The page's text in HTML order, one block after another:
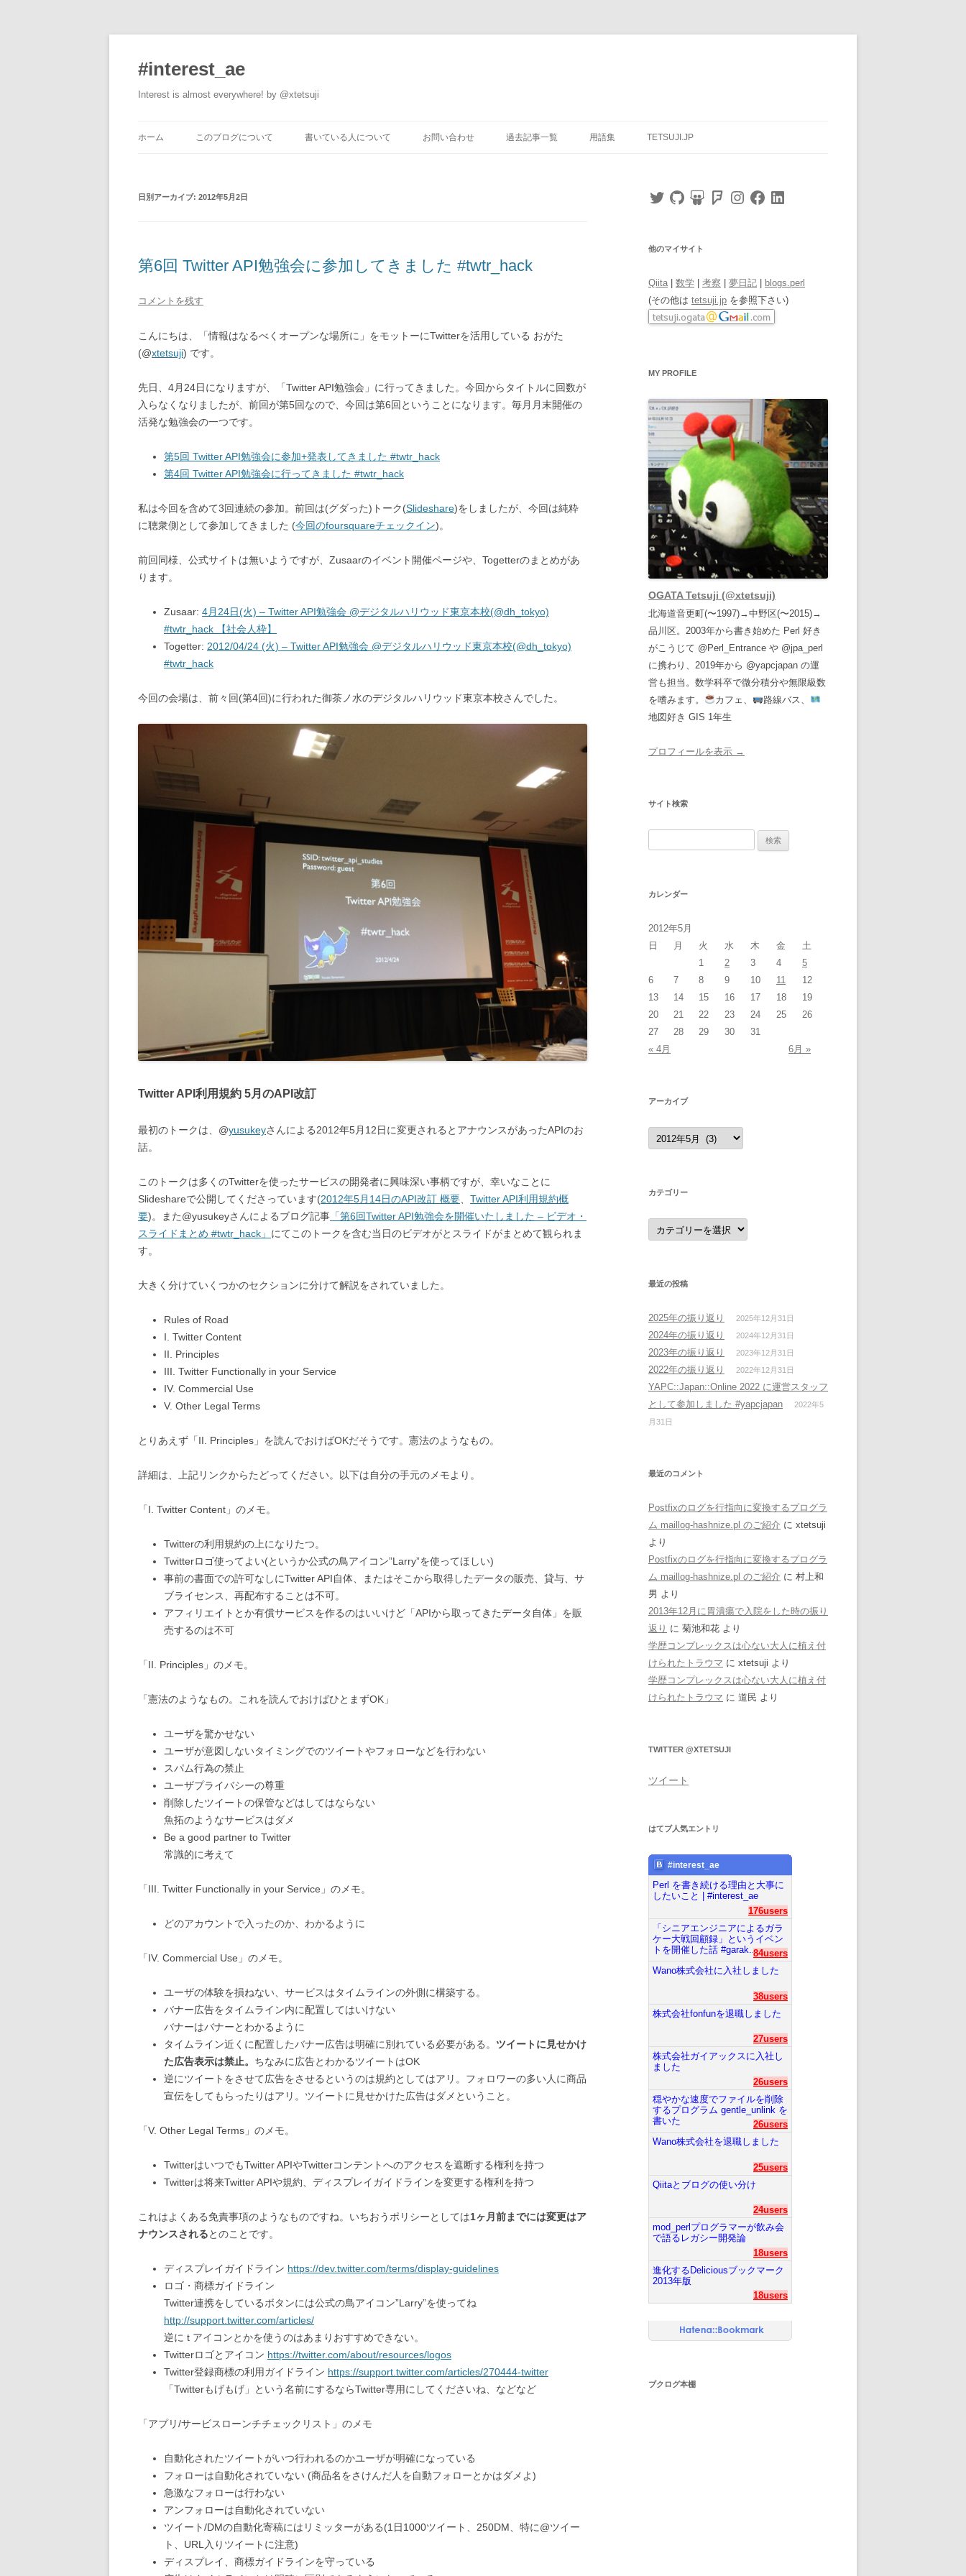
#interest_ae
Interest is almost everywhere! by @xtetsuji
ホーム このブログについて 書いている人について お問い合わせ 過去記事一覧 用語集 TETSUJI.JP
日別アーカイブ: 2012年5月2日
第6回 Twitter API勉強会に参加してきました #twtr_hack
コメントを残す
こんにちは、「情報はなるべくオープンな場所に」をモットーにTwitterを活用している おがた
(@xtetsuji) です。
先日、4月24日になりますが、「Twitter API勉強会」に行ってきました。今回からタイトルに回数が
入らなくなりましたが、前回が第5回なので、今回は第6回ということになります。毎月月末開催の
活発な勉強会の一つです。
第5回 Twitter API勉強会に参加+発表してきました #twtr_hack
第4回 Twitter API勉強会に行ってきました #twtr_hack
私は今回を含めて3回連続の参加。前回は(グダった)トーク(Slideshare)をしましたが、今回は純粋
に聴衆側として参加してきました (今回のfoursquareチェックイン)。
前回同様、公式サイトは無いようですが、Zusaarのイベント開催ページや、Togetterのまとめがあ
ります。
Zusaar: 4月24日(火) – Twitter API勉強会 @デジタルハリウッド東京本校(@dh_tokyo)
#twtr_hack 【社会人枠】
Togetter: 2012/04/24 (火) – Twitter API勉強会 @デジタルハリウッド東京本校(@dh_tokyo)
#twtr_hack
今回の会場は、前々回(第4回)に行われた御茶ノ水のデジタルハリウッド東京本校さんでした。
Twitter API利用規約 5月のAPI改訂
最初のトークは、@yusukeyさんによる2012年5月12日に変更されるとアナウンスがあったAPIのお
話。
このトークは多くのTwitterを使ったサービスの開発者に興味深い事柄ですが、幸いなことに
Slideshareで公開してくださっています(2012年5月14日のAPI改訂 概要
Twitter API利用規約概
要)。また@yusukeyさんによるブログ記事 「第6回Twitter API勉強会を開催いたしました – ビデオ・
スライドまとめ #twtr_hack」 にてこのトークを含む当日のビデオがとスライドがまとめて観られま
す。
大きく分けていくつかのセクションに分けて解説をされていました。
Rules of Road
I. Twitter Content
II. Principles
III. Twitter Functionally in your Service
IV. Commercial Use
V. Other Legal Terms
とりあえず「II. Principles」を読んでおけばOKだそうです。憲法のようなもの。
詳細は、上記リンクからたどってください。以下は自分の手元のメモより。
「I. Twitter Content」のメモ。
Twitterの利用規約の上になりたつ。
Twitterロゴ使ってよい(というか公式の鳥アイコン”Larry”を使ってほしい)
事前の書面での許可なしにTwitter API自体、またはそこから取得したデータの販売、貸与、サ
ブライセンス、再配布することは不可。
アフィリエイトとか有償サービスを作るのはいいけど「APIから取ってきたデータ自体」を販
売するのは不可
「II. Principles」のメモ。
「憲法のようなもの。これを読んでおけばひとまずOK」
ユーザを驚かせない
ユーザが意図しないタイミングでのツイートやフォローなどを行わない
スパム行為の禁止
ユーザプライバシーの尊重
削除したツイートの保管などはしてはならない
魚拓のようなサービスはダメ
Be a good partner to Twitter
常識的に考えて
「III. Twitter Functionally in your Service」のメモ。
どのアカウントで入ったのか、わかるように
「IV. Commercial Use」のメモ。
ユーザの体験を損ねない、サービスはタイムラインの外側に構築する。
バナー広告をタイムライン内に配置してはいけない
バナーはバナーとわかるように
タイムライン近くに配置したバナー広告は明確に別れている必要がある。 ツイートに見せかけ
た広告表示は禁止。 ちなみに広告とわかるツイートはOK
逆にツイートをさせて広告をさせるというのは規約としてはアリ。フォロワーの多い人に商品
宣伝をしてもらったりはアリ。ツイートに見せかけた広告はダメということ。
「V. Other Legal Terms」のメモ。
TwitterはいつでもTwitter APIやTwitterコンテントへのアクセスを遮断する権利を持つ
Twitterは将来Twitter APIや規約、ディスプレイガイドラインを変更する権利を持つ
これはよくある免責事項のようなものですね。いちおうポリシーとしては1ヶ月前までには変更はア
ナウンスされるとのことです。
ディスプレイガイドライン https://dev.twitter.com/terms/display-guidelines
ロゴ・商標ガイドライン
Twitter連携をしているボタンには公式の鳥アイコン”Larry”を使ってね
http://support.twitter.com/articles/
逆に t アイコンとかを使うのはあまりおすすめできない。
Twitterロゴとアイコン https://twitter.com/about/resources/logos
Twitter登録商標の利用ガイドライン https://support.twitter.com/articles/270444-twitter
「Twitterもげもげ」という名前にするならTwitter専用にしてくださいね、などなど
「アプリ/サービスローンチチェックリスト」のメモ
自動化されたツイートがいつ行われるのかユーザが明確になっている
フォローは自動化されていない (商品名をさけんだ人を自動フォローとかはダメよ)
急激なフォローは行わない
アンフォローは自動化されていない
ツイート/DMの自動化寄稿にはリミッターがある(1日1000ツイート、250DM、特に@ツイー
ト、URL入りツイートに注意)
ディスプレイ、商標ガイドラインを守っている
TwitterGitHubSlideShareFoursquare
InstagramFacebookLinkedIn
他のマイサイト
Qiita 数学 考察 夢日記
blogs.perl
(その他は tetsuji.jp を参照下さい)
MY PROFILE
OGATA Tetsuji (@xtetsuji)
北海道音更町(〜1997)→中野区(〜2015)→
品川区。2003年から書き始めた Perl 好き
がこうじて @Perl_Entrance や @jpa_perl
に携わり、2019年から @yapcjapan の運
営も担当。数学科卒で微分積分や無限級数
を嗜みます。
カフェ、
路線バス、
地図好き GIS 1年生
プロフィールを表示 →
サイト検索
カレンダー
2012年5月
日
月 火 水 木 金
土
1
2 3 4
5
6
7 8 9 10 11
12
13
14 15 16 17 18
19
20
21 22 23 24 25
26
27
28 29 30
31
« 4月
6月 »
アーカイブ
ア
ー
カ
カテゴリー
カ
テ
ゴ
最近の投稿
2025年の振り返り 2025年12月31日
2024年の振り返り 2024年12月31日
2023年の振り返り 2023年12月31日
2022年の振り返り 2022年12月31日
YAPC::Japan::Online 2022 に運営スタッフ
として参加しました #yapcjapan
2022年5
月31日
最近のコメント
Postfixのログを行指向に変換するプログラ
ム maillog-hashnize.pl のご紹介 に xtetsuji
より
Postfixのログを行指向に変換するプログラ
ム maillog-hashnize.pl のご紹介 に 村上和
男 より
2013年12月に胃潰瘍で入院をした時の振り
返り に 菊池和花 より
学歴コンプレックスは心ない大人に植え付
けられたトラウマ に xtetsuji より
学歴コンプレックスは心ない大人に植え付
けられたトラウマ に 道民 より
TWITTER @XTETSUJI
ツイート
はてブ人気エントリ
#interest_ae
Perl を書き続ける理由と大事に
したいこと | #interest_ae
176users
「シニアエンジニアによるガラ
ケー大戦回顧録」というイベン
トを開催した話 #garak...84users
Wano株式会社に入社しました
38users
株式会社fonfunを退職しました
27users
株式会社ガイアックスに入社し
ました
26users
穏やかな速度でファイルを削除
するプログラム gentle_unlink を
書いた
26users
Wano株式会社を退職しました
25users
Qiitaとブログの使い分け
24users
mod_perlプログラマーが飲み会
で語るレガシー開発論
18users
進化するDeliciousブックマーク
2013年版
18users
ブクログ本棚